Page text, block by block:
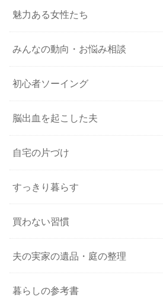
魅力ある女性たち
みんなの動向・お悩み相談
初心者ソーイング
脳出血を起こした夫
自宅の片づけ
すっきり暮らす
買わない習慣
夫の実家の遺品・庭の整理
暮らしの参考書